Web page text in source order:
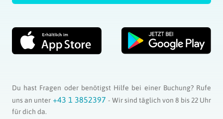
Du hast Fragen oder benötigst Hilfe bei einer Buchung? Rufe
uns an unter +43 1 3852397- Wir sind täglich von 8 bis 22 Uhr
für dich da.